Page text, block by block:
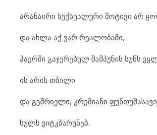
არანაირი სექსუალური მოტივი არ
და ახლა აქ ვარ რეალობაში,
ჰაერში გაჯერებულ შამპუნის სუნს
ის არის თბილი
და გემრიელი, კრემიანი
სულს ვიტკბარუნებ.